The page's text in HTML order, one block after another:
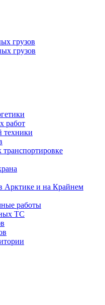
грузов
грузов
работ
техники
Арктике и на Крайнем
работы
ТС